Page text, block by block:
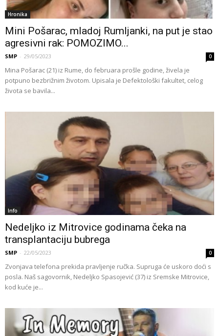
Hronika
Mini Pošarac, mladoj Rumljanki, na put je stao
agresivni rak: POMOZIMO...
SMP - 29/05/2023 0
Mina Pošarac (21) iz Rume, do februara prošle godine, živela je
potpuno bezbrižnim životom. Upisala je Defektološki fakultet, celog
života se bavila...
Info
Nedeljko iz Mitrovice godinama čeka na
transplantaciju bubrega
SMP - 22/05/2023 0
Zvonjava telefona prekida pravljenje ručka. Supruga će uskoro doći s
posla. Naš sagovornik, Nedeljko Spasojević (37) iz Sremske Mitrovice,
kod kuće je...